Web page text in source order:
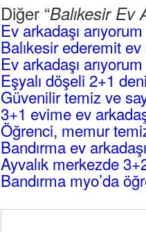
Diğer “Balıkesir Ev
Ev arkadaşı arıyorum
Balıkesir ederemit ev
Ev arkadaşı arıyorum
Eşyalı döşeli 2+1
Güvenilir temiz ve
3+1 evime ev
Öğrenci, memur
Bandırma ev
Ayvalık merkezde
Bandırma myo’da